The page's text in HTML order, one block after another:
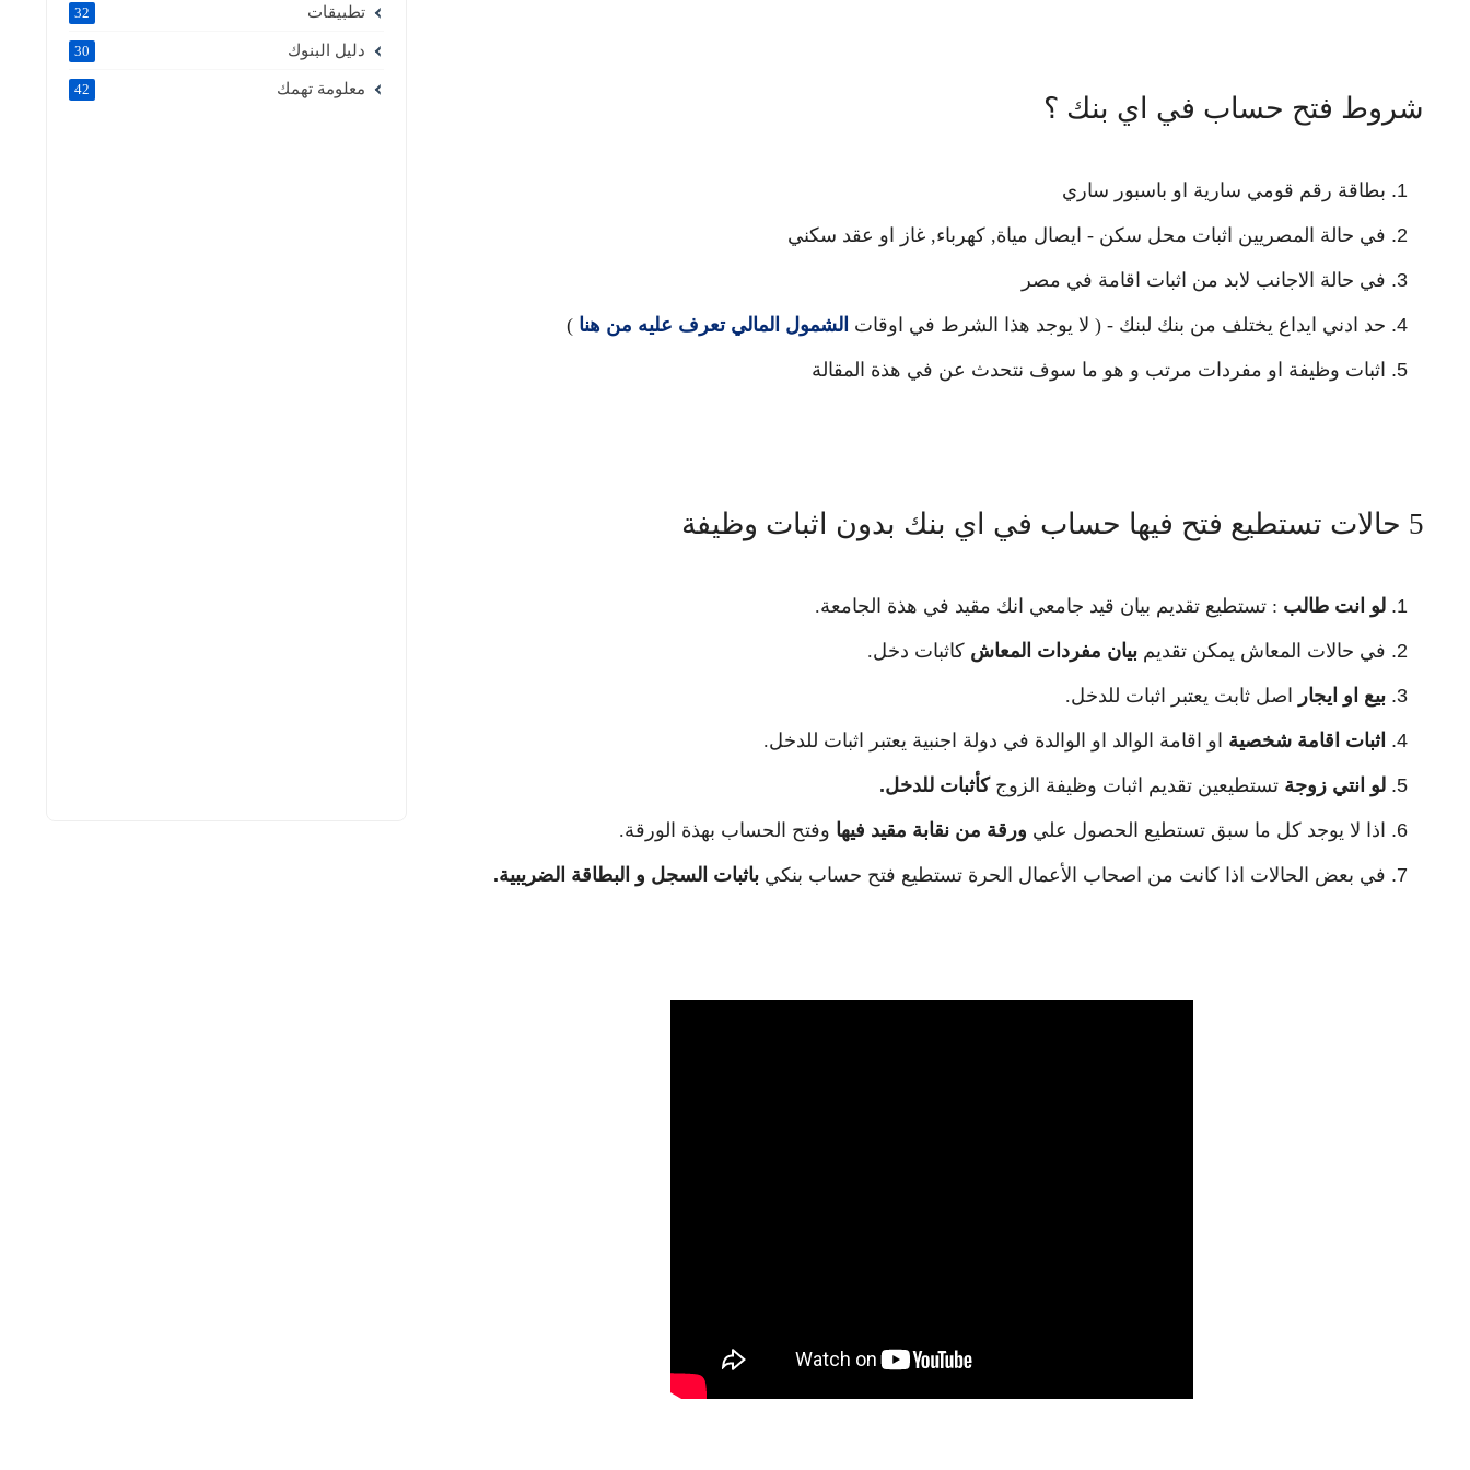
شروط فتح حساب في اي بنك ؟
بطاقة رقم قومي سارية او باسبور ساري
في حالة المصريين اثبات محل سكن - ايصال مياة, كهرباء, غاز او عقد سكني
في حالة الاجانب لابد من اثبات اقامة في مصر
حد ادني ايداع يختلف من بنك لبنك - ( لا يوجد هذا الشرط في اوقات الشمول المالي تعرف عليه من هنا )
اثبات وظيفة او مفردات مرتب و هو ما سوف نتحدث عن في هذة المقالة
5 حالات تستطيع فتح فيها حساب في اي بنك بدون اثبات وظيفة
لو انت طالب : تستطيع تقديم بيان قيد جامعي انك مقيد في هذة الجامعة.
في حالات المعاش يمكن تقديم بيان مفردات المعاش كاثبات دخل.
بيع او ايجار اصل ثابت يعتبر اثبات للدخل.
اثبات اقامة شخصية او اقامة الوالد او الوالدة في دولة اجنبية يعتبر اثبات للدخل.
لو انتي زوجة تستطيعين تقديم اثبات وظيفة الزوجكأثبات للدخل.
اذا لا يوجد كل ما سبق تستطيع الحصول علي ورقة من نقابة مقيد فيها وفتح الحساب بهذة الورقة.
في بعض الحالات اذا كانت من اصحاب الأعمال الحرة تستطيع فتح حساب بنكي باثبات السجل و البطاقة الضريبية.
تطبيقات 32
دليل البنوك 30
معلومة تهمك 42